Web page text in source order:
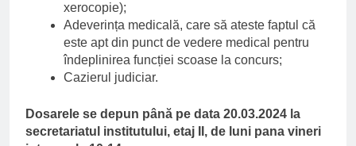
xerocopie);
Adeverința medicală, care să ateste faptul că
este apt din punct de vedere medical pentru
îndeplinirea funcției scoase la concurs;
Cazierul judiciar.
Dosarele se depun până pe data 20.03.2024 la
secretariatul institutului, etaj II, de luni pana vineri